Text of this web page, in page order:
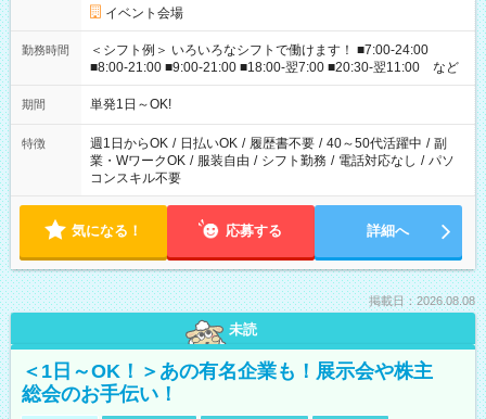
イベント会場
勤務時間
＜シフト例＞ いろいろなシフトで働けます！ ■7:00-24:00
■8:00-21:00 ■9:00-21:00 ■18:00-翌7:00 ■20:30-翌11:00 など
期間 単発1日～OK!
特徴 週1日からOK / 日払いOK / 履歴書不要 / 40～50代活躍中 / 副
業・WワークOK / 服装自由 / シフト勤務 / 電話対応なし / パソ
コンスキル不要
気になる！ 応募する 詳細へ
掲載日：2026.08.08
未読
＜1日～OK！＞あの有名企業も！展示会や株主
総会のお手伝い！